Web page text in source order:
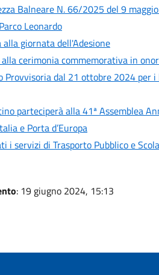
Balneare N. 66/2025 del 9
Leonardo
alla giornata dell'Adesione
cerimonia commemorativa in
Provvisoria dal 21 ottobre 2024 per
parteciperà alla 41ª Assemblea
e Porta d’Europa
i servizi di Trasporto Pubblico e
: 19 giugno 2024, 15:13